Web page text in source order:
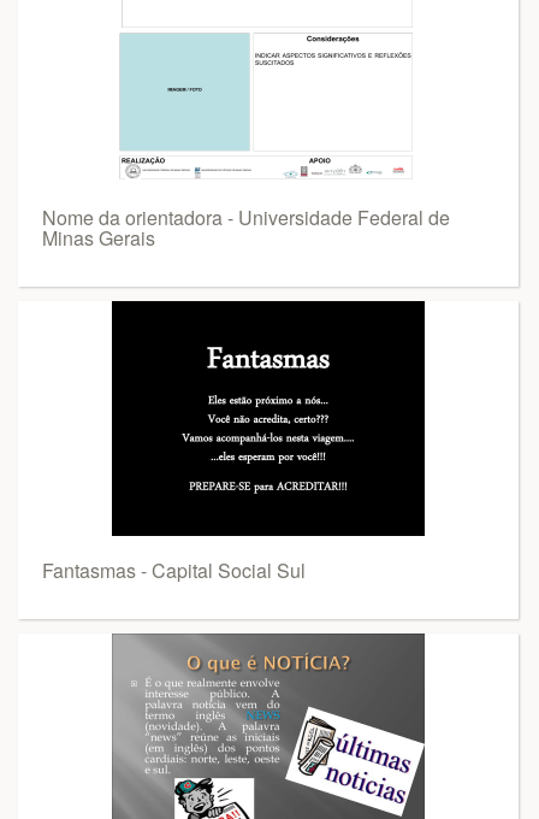
Nome da orientadora - Universidade Federal de
Minas Gerais
Fantasmas - Capital Social Sul